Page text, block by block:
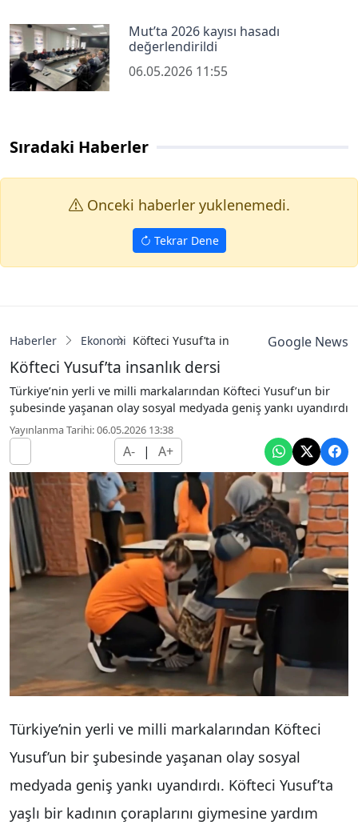
Mut’ta 2026 kayısı hasadı
değerlendirildi
06.05.2026 11:55
Sıradaki Haberler
Onceki haberler yuklenemedi.
Tekrar Dene
Haberler Ekonomi Köfteci Yusuf’ta insanlık dersiGoogle News
Köfteci Yusuf’ta insanlık dersi
Türkiye’nin yerli ve milli markalarından Köfteci Yusuf’un bir
şubesinde yaşanan olay sosyal medyada geniş yankı uyandırdı
Yayınlanma Tarihi: 06.05.2026 13:38
A- | A+
Türkiye’nin yerli ve milli markalarından Köfteci
Yusuf’un bir şubesinde yaşanan olay sosyal
medyada geniş yankı uyandırdı. Köfteci Yusuf’ta
yaşlı bir kadının çoraplarını giymesine yardım